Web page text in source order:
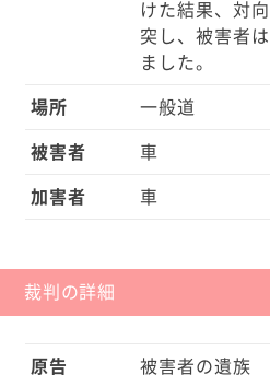
けた結果、対
突し、被害者
ました。
場所 一般道
被害者 車
加害者 車
裁判の詳細
原告 被害者の遺族